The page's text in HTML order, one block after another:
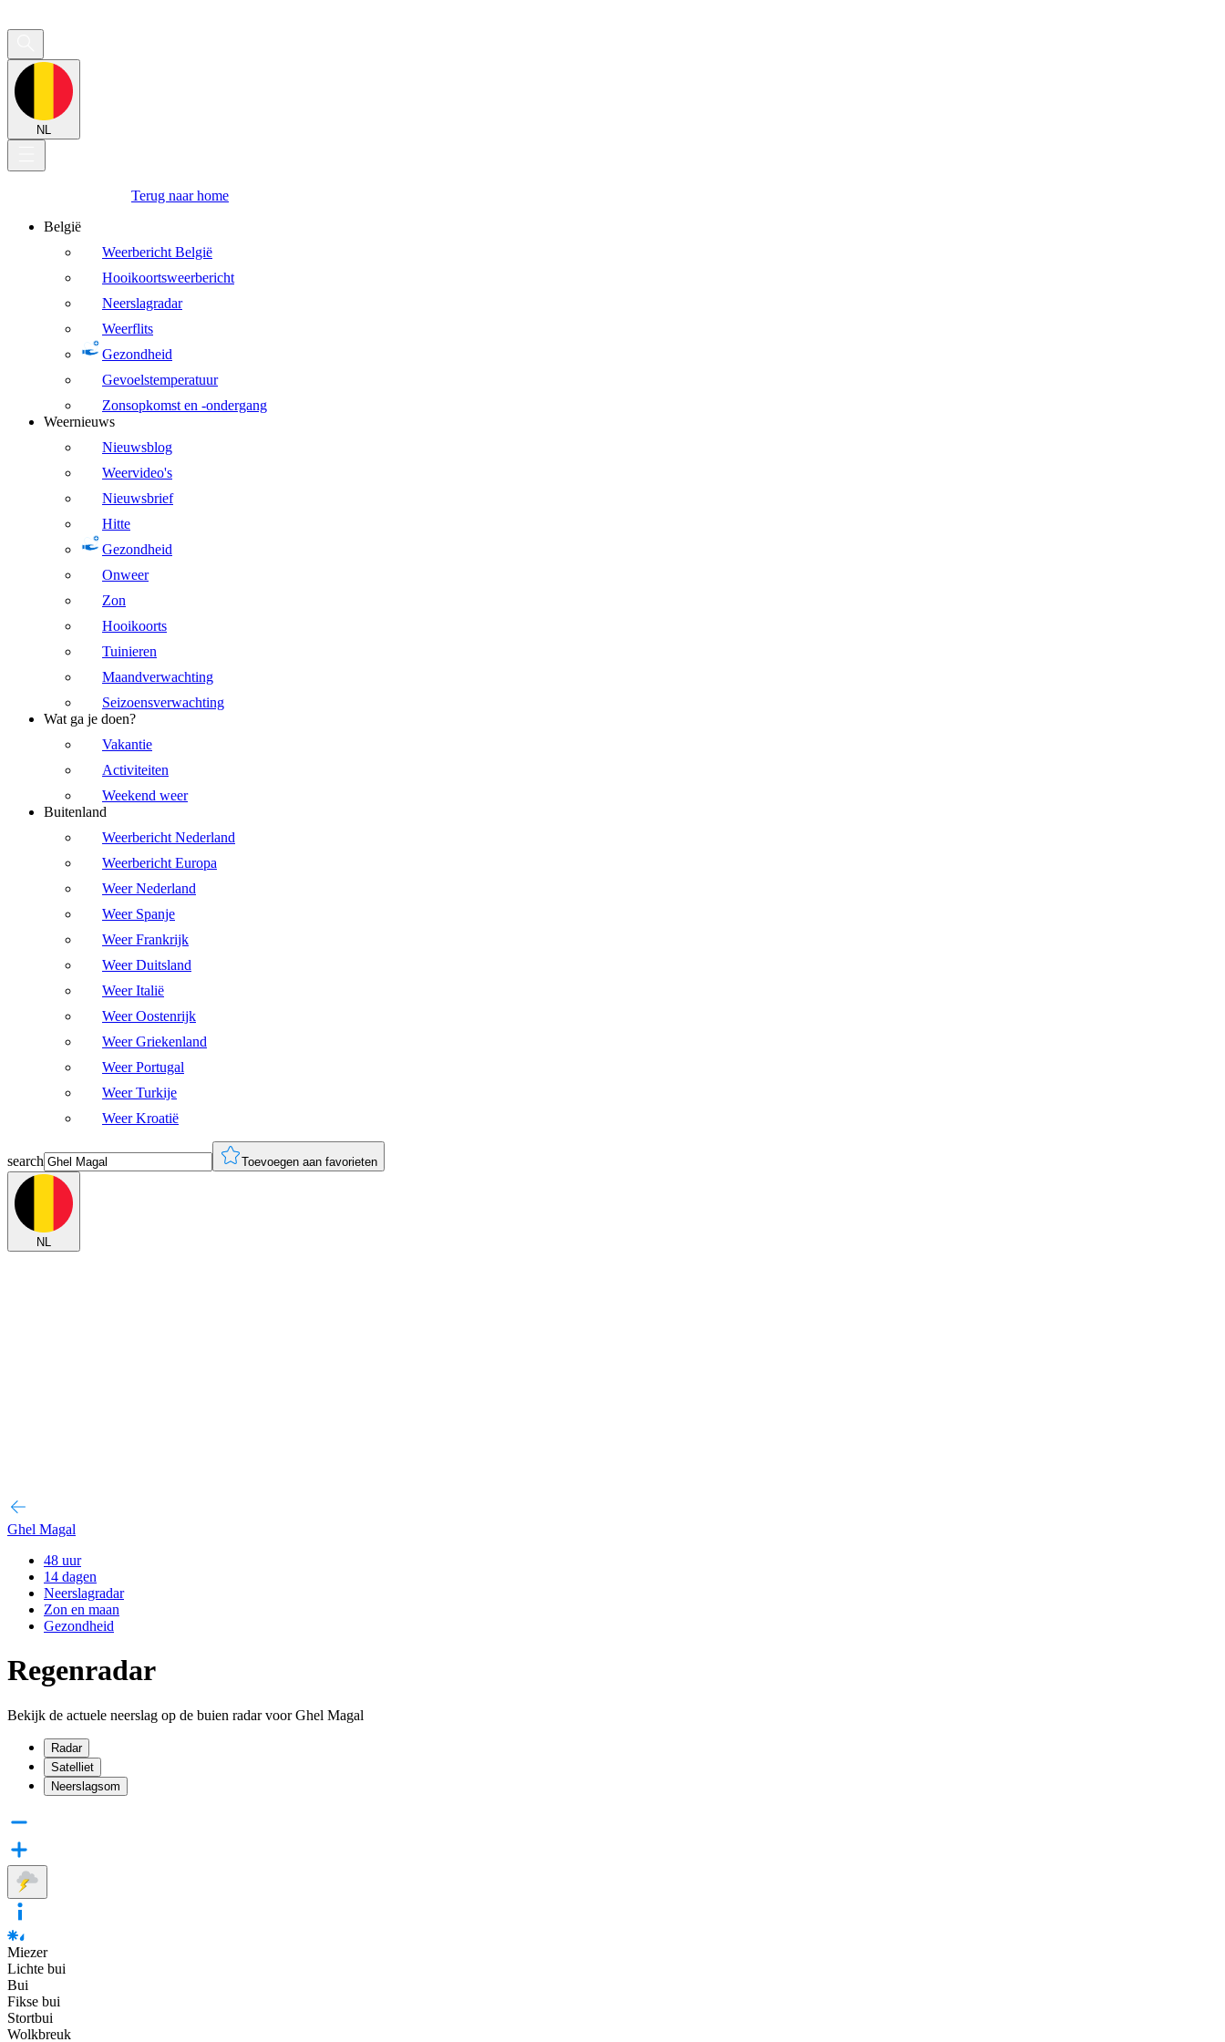
NL
Terug naar home
België
Weerbericht België
Hooikoortsweerbericht
Neerslagradar
Weerflits
Gezondheid
Gevoelstemperatuur
Zonsopkomst en -ondergang
Weernieuws
Nieuwsblog
Weervideo's
Nieuwsbrief
Hitte
Gezondheid
Onweer
Zon
Hooikoorts
Tuinieren
Maandverwachting
Seizoensverwachting
Wat ga je doen?
Vakantie
Activiteiten
Weekend weer
Buitenland
Weerbericht Nederland
Weerbericht Europa
Weer Nederland
Weer Spanje
Weer Frankrijk
Weer Duitsland
Weer Italië
Weer Oostenrijk
Weer Griekenland
Weer Portugal
Weer Turkije
Weer Kroatië
search Toevoegen aan favorieten
NL
Ghel Magal
48 uur
14 dagen
Neerslagradar
Zon en maan
Gezondheid
Regenradar
Bekijk de actuele neerslag op de buien radar voor Ghel Magal
Radar
Satelliet
Neerslagsom
Miezer
Lichte bui
Bui
Fikse bui
Stortbui
Wolkbreuk